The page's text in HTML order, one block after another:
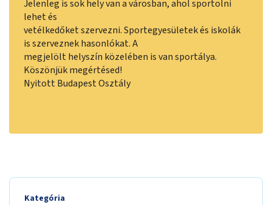
Jelenleg is sok hely van a városban, ahol sportolni
lehet és
vetélkedőket szervezni. Sportegyesületek és iskolák
is szerveznek hasonlókat. A
megjelölt helyszín közelében is van sportálya.
Köszönjük megértésed!
Nyitott Budapest Osztály
Kategória